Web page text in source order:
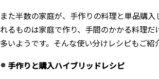
また半数の家庭が、手作りの料理と単品購
れるものは家庭で作り、手間のかかる料理
多いようです。そんな使い分けレシピもご紹
手作りと購入ハイブリッドレシピ